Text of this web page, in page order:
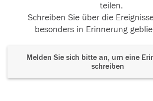
teilen.
Schreiben Sie über die
besonders in Erinnerung
Melden Sie sich bitte an, um eine
schreiben